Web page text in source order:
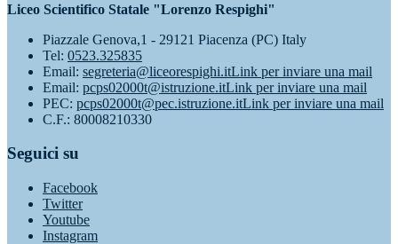
Liceo Scientifico Statale "Lorenzo Respighi"
Piazzale Genova,1 - 29121 Piacenza (PC) Italy
Tel: 0523.325835
Email: segreteria@liceorespighi.itLink per inviare una mail
Email: pcps02000t@istruzione.itLink per inviare una mail
PEC: pcps02000t@pec.istruzione.itLink per inviare una mail
C.F.: 80008210330
Seguici su
Facebook
Twitter
Youtube
Instagram